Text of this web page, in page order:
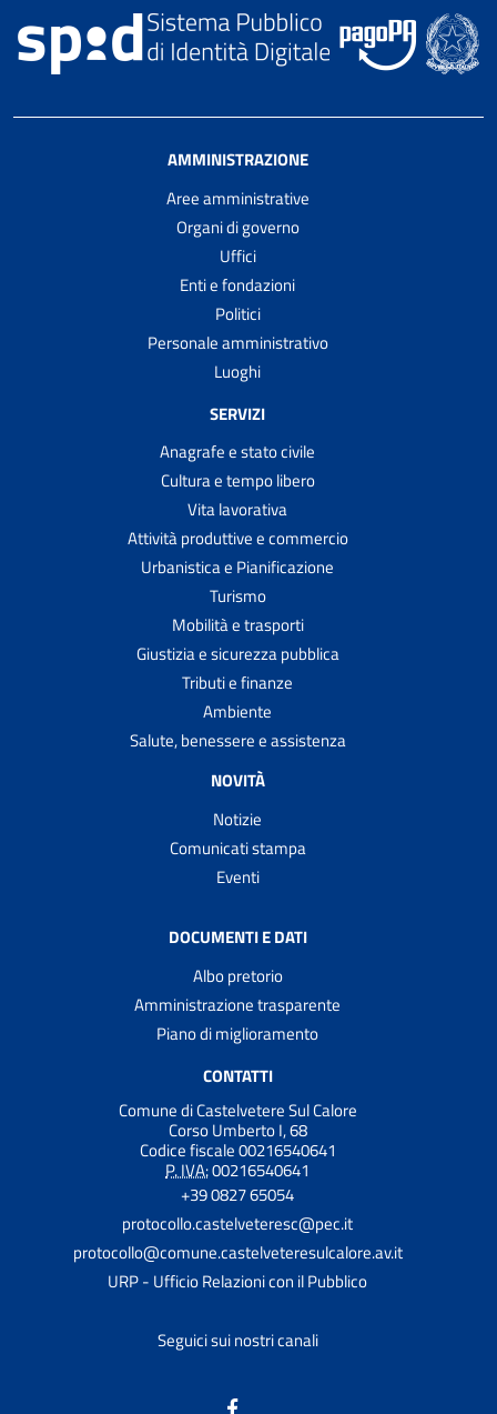
AMMINISTRAZIONE
Aree amministrative
Organi di governo
Uffici
Enti e fondazioni
Politici
Personale amministrativo
Luoghi
SERVIZI
Anagrafe e stato civile
Cultura e tempo libero
Vita lavorativa
Attività produttive e commercio
Urbanistica e Pianificazione
Turismo
Mobilità e trasporti
Giustizia e sicurezza pubblica
Tributi e finanze
Ambiente
Salute, benessere e assistenza
NOVITÀ
Notizie
Comunicati stampa
Eventi
DOCUMENTI E DATI
Albo pretorio
Amministrazione trasparente
Piano di miglioramento
CONTATTI
Comune di Castelvetere Sul Calore
Corso Umberto I, 68
Codice fiscale 00216540641
P. IVA:00216540641
+39 0827 65054
protocollo.castelveteresc@pec.it
protocollo@comune.castelveteresulcalore.av.it
URP - Ufficio Relazioni con il Pubblico
Seguici sui nostri canali